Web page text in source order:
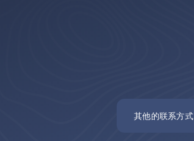
其他的联系方式